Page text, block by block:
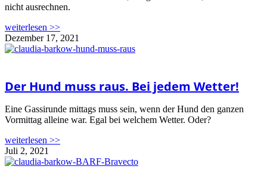
nicht ausrechnen.
weiterlesen >>
Dezember 17, 2021
Der Hund muss raus. Bei jedem Wetter!
Eine Gassirunde mittags muss sein, wenn der Hund den ganzen
Vormittag alleine war. Egal bei welchem Wetter. Oder?
weiterlesen >>
Juli 2, 2021